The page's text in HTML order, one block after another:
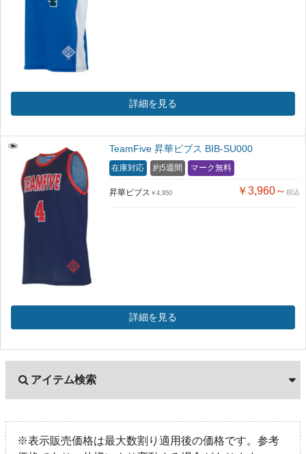
詳細を見る
TeamFive 昇華ビブス BIB-SU000
在庫対応 約5週間 マーク無料
昇華ビブス ￥4,950 ￥3,960～ 税込
詳細を見る
アイテム検索
※表示販売価格は最大数割り適用後の価格です。参考